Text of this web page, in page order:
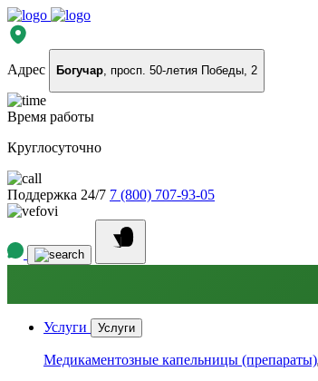
Адрес Богучар, просп. 50-летия Победы, 2
Время работы
Круглосуточно
Поддержка 24/7 7 (800) 707-93-05
Услуги Услуги
Медикаментозные капельницы (препараты)